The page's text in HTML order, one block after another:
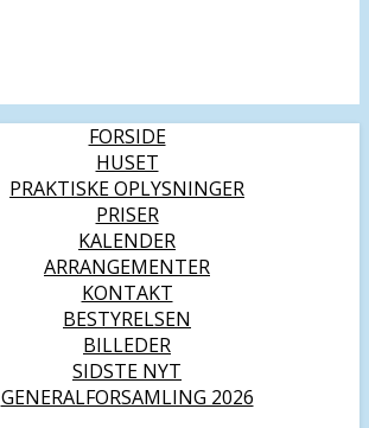
FORSIDE
HUSET
PRAKTISKE OPLYSNINGER
PRISER
KALENDER
ARRANGEMENTER
KONTAKT
BESTYRELSEN
BILLEDER
SIDSTE NYT
GENERALFORSAMLING 2026